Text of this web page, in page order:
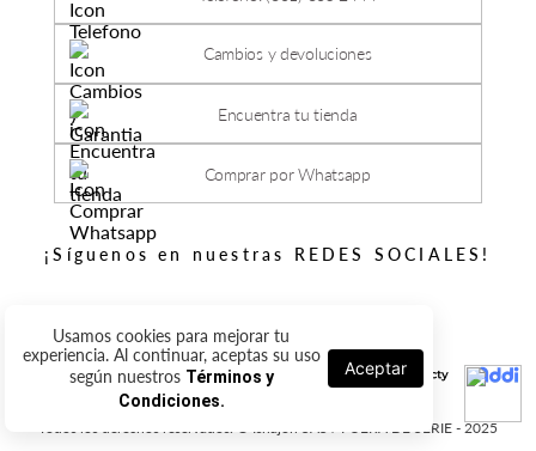
Usamos cookies para mejorar tu
experiencia. Al continuar, aceptas su uso
según nuestros Términos y
Condiciones.
Aceptar
Cambios y devoluciones
Encuentra tu tienda
Comprar por Whatsapp
¡Síguenos en nuestras REDES SOCIALES!
Todos los derechos reservados. © Ishajon SAS / FUERA DE SERIE - 2025